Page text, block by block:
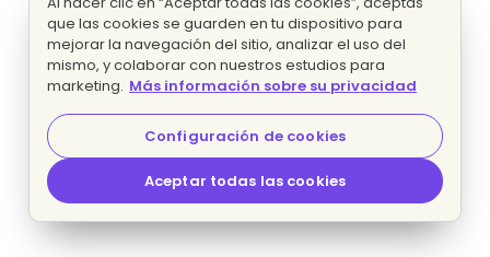
que las cookies se guarden en tu dispositivo para
mejorar la navegación del sitio, analizar el uso del
mismo, y colaborar con nuestros estudios para
marketing. Más información sobre su privacidad
Configuración de cookies
Aceptar todas las cookies